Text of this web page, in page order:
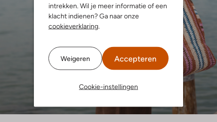
intrekken. Wil je meer informatie of een
klacht indienen? Ga naar onze
cookieverklaring.
Weigeren Accepteren
Cookie-instellingen